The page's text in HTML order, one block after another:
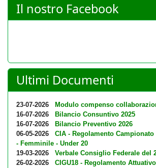
Il nostro Facebook
Ultimi Documenti
23-07-2026
Modulo compenso
16-07-2026
Bilancio Consuntivo 2025
16-07-2026
Bilancio Preventivo 2026
06-05-2026
CIA - Regolamento
- Femminile - Under 20
19-03-2026
Verbale Consiglio Federale del
26-02-2026
CIGU18 - Regolamento